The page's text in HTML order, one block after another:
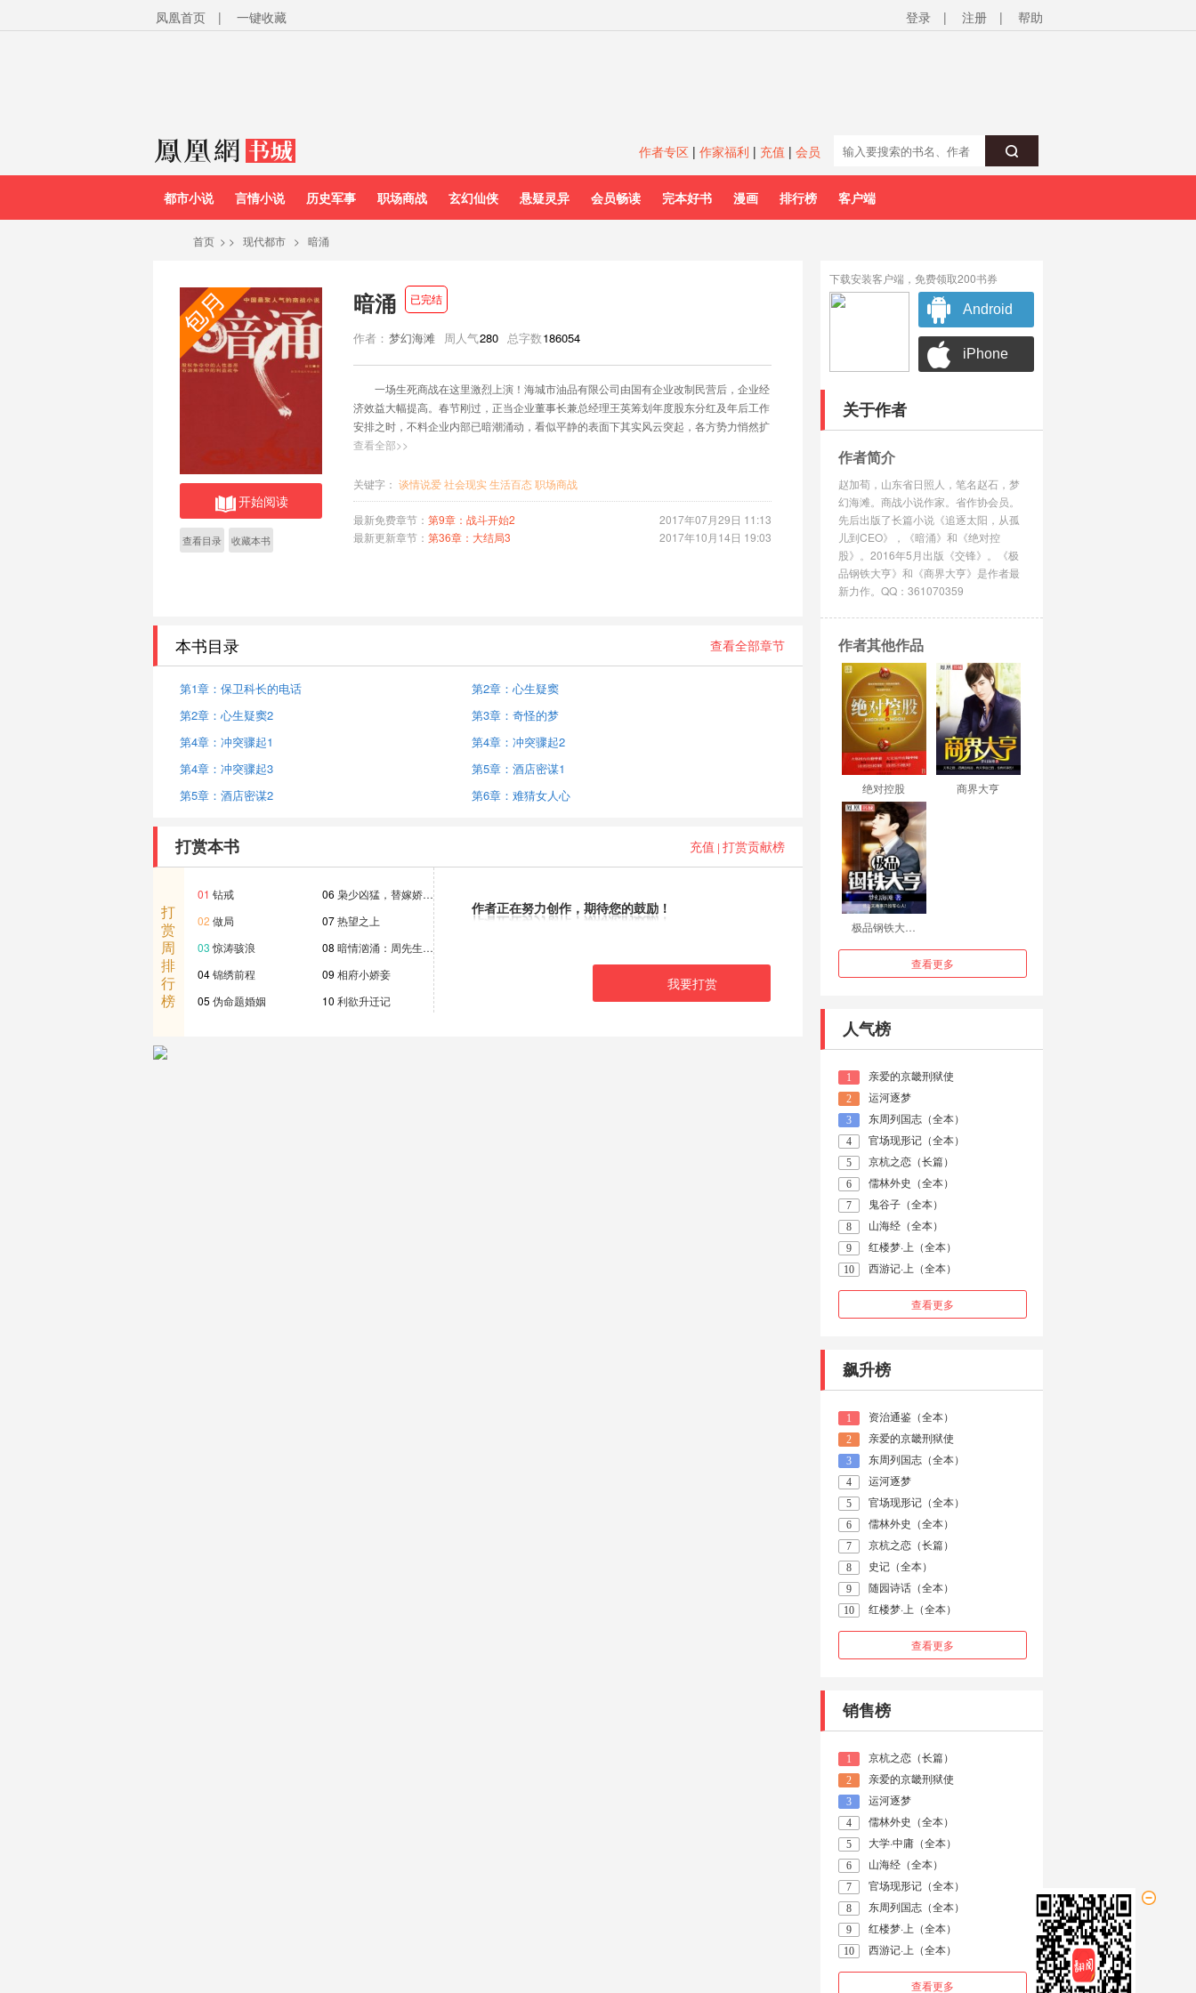
登录 | 注册 | 帮助
凤凰首页 | 一键收藏
作者专区 | 作家福利 | 充值 | 会员
都市小说 言情小说 历史军事 职场商战 玄幻仙侠 悬疑灵异 会员畅读 完本好书 漫画 排行榜 客户端
首页 > > 现代都市 > 暗涌
开始阅读
查看目录 收藏本书
暗涌 已完结
作者： 梦幻海滩 周人气280 总字数186054
一场生死商战在这里激烈上演！海城市油品有限公司由国有企业改制民营后，企业经
济效益大幅提高。春节刚过，正当企业董事长兼总经理王英筹划年度股东分红及年后工作
安排之时，不料企业内部已暗潮涌动，看似平静的表面下其实风云突起，各方势力悄然扩
张着自己的实力，各集团蓄势待发、闻风即动，一场风波在所难免。女主人公王英被迫卷
忠诚与背叛，团结与分裂，公心与私欲，高尚与卑劣，拯救与毁灭的人间话剧。作品深刻
描述了主人公们在社会转型时期面对金钱、名誉、权力、家庭、情感的裂变与抉择，塑造
了一个个具有时代气息、各具特色的鲜活人物形象。
查看全部>>
关键字： 谈情说爱社会现实生活百态职场商战
最新免费章节： 第9章：战斗开始2
2017年07月29日 11:13
最新更新章节： 第36章：大结局3 2017年10月14日 19:03
本书目录 查看全部章节
第1章：保卫科长的电话
第2章：心生疑窦
第2章：心生疑窦2
第3章：奇怪的梦
第4章：冲突骤起1
第4章：冲突骤起2
第4章：冲突骤起3
第5章：酒店密谋1
第5章：酒店密谋2
第6章：难猜女人心
充值 | 打赏贡献榜
打赏本书
打
赏
周
排
行
榜
01 钻戒
02 做局
03 惊涛骇浪
04锦绣前程
05 伪命题婚姻
06 枭少凶猛，替嫁娇…
07热望之上
08 暗情汹涌：周先生…
09 相府小娇妾
10 利欲升迁记
作者正在努力创作，期待您的鼓励！
我要打赏
下载安装客户端，免费领取200书券
Android
iPhone
关于作者
作者简介
赵加荀，山东省日照人，笔名赵石，梦
幻海滩。商战小说作家。省作协会员。
先后出版了长篇小说《追逐太阳，从孤
儿到CEO》，《暗涌》和《绝对控
股》。2016年5月出版《交锋》。《极
品钢铁大亨》和《商界大亨》是作者最
新力作。QQ：361070359
作者其他作品
绝对控股 商界大亨
极品钢铁大…
查看更多
人气榜
1 亲爱的京畿刑狱使
2 运河逐梦
3 东周列国志（全本）
4 官场现形记（全本）
5 京杭之恋（长篇）
6 儒林外史（全本）
7 鬼谷子（全本）
8 山海经（全本）
9 红楼梦·上（全本）
10 西游记·上（全本）
查看更多
飙升榜
1 资治通鉴（全本）
2 亲爱的京畿刑狱使
3 东周列国志（全本）
4 运河逐梦
5 官场现形记（全本）
6 儒林外史（全本）
7 京杭之恋（长篇）
8 史记（全本）
9 随园诗话（全本）
10 红楼梦·上（全本）
查看更多
销售榜
1 京杭之恋（长篇）
2 亲爱的京畿刑狱使
3 运河逐梦
4 儒林外史（全本）
5 大学·中庸（全本）
6 山海经（全本）
7 官场现形记（全本）
8 东周列国志（全本）
9 红楼梦·上（全本）
10 西游记·上（全本）
查看更多